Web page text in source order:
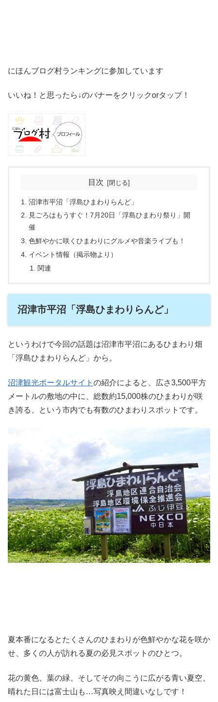
にほんブログ村ランキングに参加しています
いいね！と思ったら↓のバナーをクリックorタップ！
目次
沼津市平沼「浮島ひまわりらんど」
見ごろはもうすぐ！7月20日「浮島ひまわり祭り」開
催
色鮮やかに咲くひまわりにグルメや音楽ライブも！
イベント情報（掲示物より）
関連
沼津市平沼「浮島ひまわりらんど」
というわけで今回の話題は沼津市平沼にあるひまわり畑
「浮島ひまわりらんど」から。
沼津観光ポータルサイト の紹介によると、広さ3,500平方
メートルの敷地の中に、総数約15,000株のひまわりが咲
き誇る、という市内でも有数のひまわりスポットです。
夏本番になるとたくさんのひまわりが色鮮やかな花を咲か
せ、多くの人が訪れる夏の必見スポットのひとつ。
花の黄色、葉の緑、そしてその向こうに広がる青い夏空、
晴れた日には富士山も…写真映え間違いなしです！